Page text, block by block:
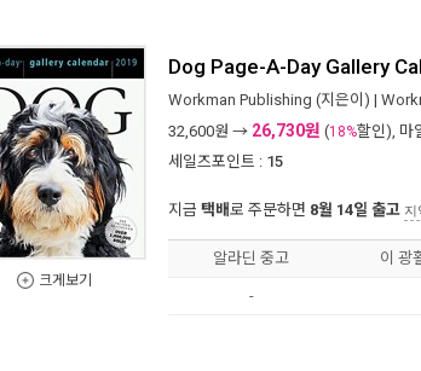
크게보기
Dog Page-A-Day Gallery
Workman Publishing (지은이) |
32,600원 → 26,730원 (18%할인), 마
세일즈포인트 : 15
지금 택배로 주문하면 8월 14일 출고 지
알라딘 중고 이 광
-